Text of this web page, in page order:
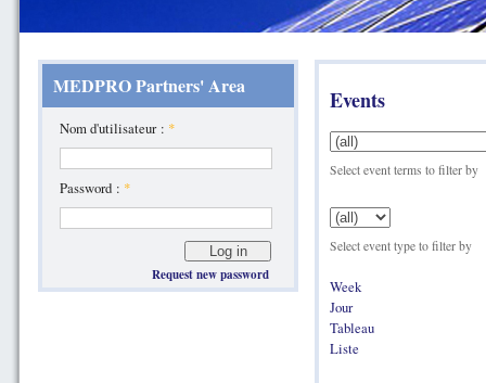
MEDPRO Partners' Area
Nom d'utilisateur : *
Password : *
Request new password
Events
Select event terms to filter by
Select event type to filter by
Week
Jour
Tableau
Liste